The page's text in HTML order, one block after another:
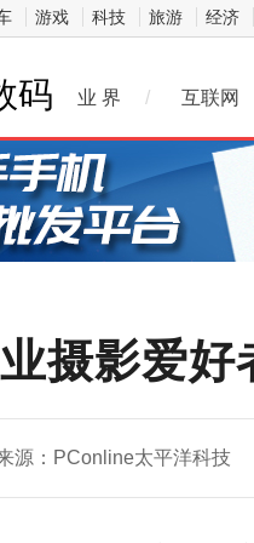
游戏 科技 旅游 经济
码 业 界 / 互联网
摄影爱
源：PConline太平洋科技